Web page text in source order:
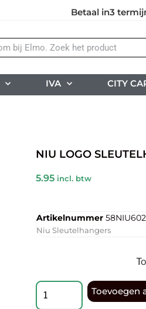
Betaal in3
IVA CITY
NIU LOGO
5.95 incl. btw
Artikelnummer 58NIU602
Niu Sleutelhangers
Toevoegen